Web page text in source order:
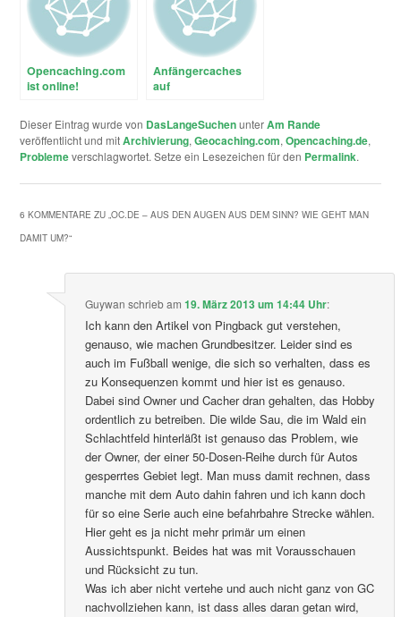
Opencaching.com
ist online!
Anfängercaches
auf
Dieser Eintrag wurde von DasLangeSuchenunterAm Rande
veröffentlicht und mitArchivierung,Geocaching.com,Opencaching.de,
Problemeverschlagwortet. Setze ein Lesezeichen für den Permalink.
6 KOMMENTARE ZU „OC.DE – AUS DEN AUGEN AUS DEM SINN? WIE GEHT MAN
DAMIT UM?“
Guywan schriebam 19. März 2013 um 14:44 Uhr:
Ich kann den Artikel von Pingback gut verstehen,
genauso, wie machen Grundbesitzer. Leider sind es
auch im Fußball wenige, die sich so verhalten, dass es
zu Konsequenzen kommt und hier ist es genauso.
Dabei sind Owner und Cacher dran gehalten, das Hobby
ordentlich zu betreiben. Die wilde Sau, die im Wald ein
Schlachtfeld hinterläßt ist genauso das Problem, wie
der Owner, der einer 50-Dosen-Reihe durch für Autos
gesperrtes Gebiet legt. Man muss damit rechnen, dass
manche mit dem Auto dahin fahren und ich kann doch
für so eine Serie auch eine befahrbahre Strecke wählen.
Hier geht es ja nicht mehr primär um einen
Aussichtspunkt. Beides hat was mit Vorausschauen
und Rücksicht zu tun.
Was ich aber nicht vertehe und auch nicht ganz von GC
nachvollziehen kann, ist dass alles daran getan wird,